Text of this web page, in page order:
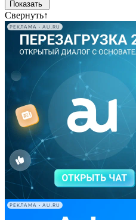
Свернуть↑
РЕКЛАМА • AU.RU
РЕКЛАМА • AU.RU